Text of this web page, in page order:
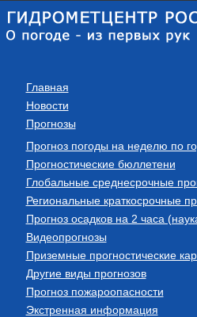
Главная
Новости
Прогнозы
Прогноз погоды на неделю по
Прогностические бюллетени
Глобальные среднесрочные
Региональные краткосрочные
Прогноз осадков на 2 часа
Видеопрогнозы
Приземные прогностические
Другие виды прогнозов
Прогноз пожароопасности
Экстренная информация